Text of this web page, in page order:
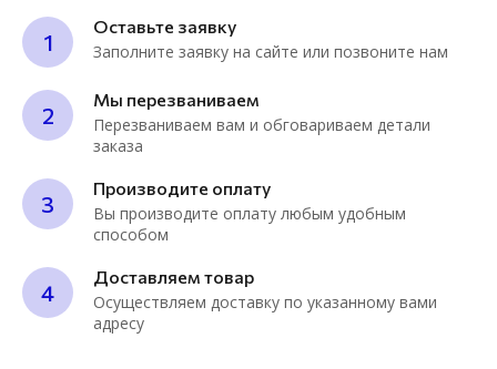
1
Оставьте заявку
Заполните заявку на сайте или позвоните нам
2
Мы перезваниваем
Перезваниваем вам и обговариваем детали
заказа
3
Производите оплату
Вы производите оплату любым удобным
способом
4
Доставляем товар
Осуществляем доставку по указанному вами
адресу